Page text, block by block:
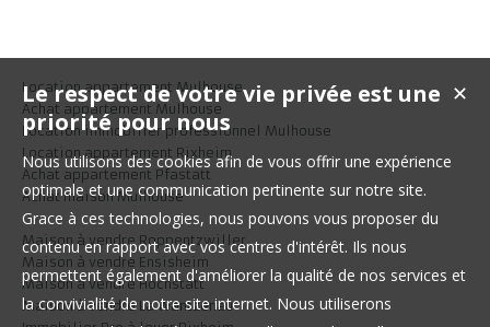
Location appartement Mulhouse
Achat appartement Mulhouse
Location immobilier professionnel Mulhouse
Location appartement Rixheim
Achat appartement Pfastatt
Achat maison Mulhouse
Maison à vendre Roppentzwiller
Maison à vendre Ensisheim
Maison à vendre Hochstatt
Maison à vendre La Wantzenau
✕
Le respect de votre vie privée est une
priorité pour nous
Nous utilisons des cookies afin de vous offrir une expérience
optimale et une communication pertinente sur notre site.
Grace à ces technologies, nous pouvons vous proposer du
contenu en rapport avec vos centres d'intérêt. Ils nous
permettent également d'améliorer la qualité de nos services et
la convivialité de notre site internet. Nous utiliserons